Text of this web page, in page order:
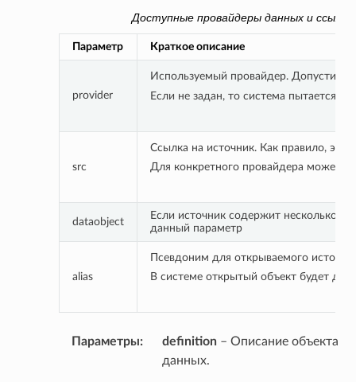
Доступные провайдеры данных и
Параметр Краткое описание
provider
Используемый провайдер.
Если не задан, то система пытается
src
Ссылка на источник. Как правило, это
Для конкретного провайдера может
dataobject
Если источник содержит несколько
данный параметр
alias
Псевдоним для открываемого
В системе открытый объект будет
Параметры: definition– Описание объекта
данных.